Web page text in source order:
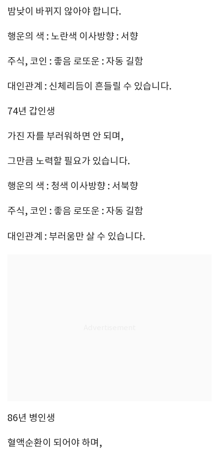
밤낮이 바뀌지 않아야 합니다.
행운의 색 : 노란색 이사방향 : 서향
주식, 코인 : 좋음 로또운 : 자동 길함
대인관계 : 신체리듬이 흔들릴 수 있습니다.
74년 갑인생
가진 자를 부러워하면 안 되며,
그만큼 노력할 필요가 있습니다.
행운의 색 : 청색 이사방향 : 서북향
주식, 코인 : 좋음 로또운 : 자동 길함
대인관계 : 부러움만 살 수 있습니다.
86년 병인생
혈액순환이 되어야 하며,